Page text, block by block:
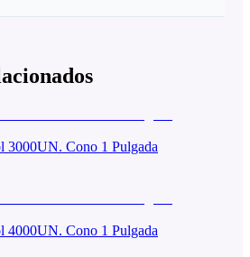
3000UN. Cono 1 Pulgada
4000UN. Cono 1 Pulgada